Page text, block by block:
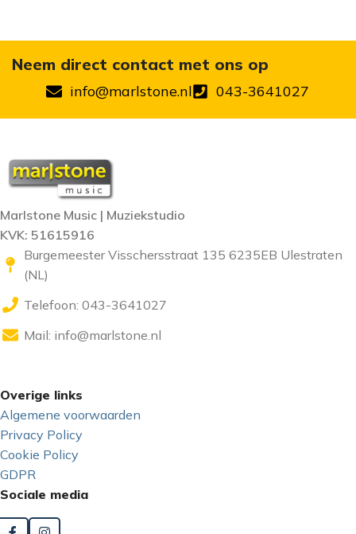
Neem direct contact met ons op
info@marlstone.nl 043-3641027
Marlstone Music | Muziekstudio
KVK: 51615916
Burgemeester Visschersstraat 135 6235EB Ulestraten
(NL)
Telefoon: 043-3641027
Mail: info@marlstone.nl
Overige links
Algemene voorwaarden
Privacy Policy
Cookie Policy
GDPR
Sociale media